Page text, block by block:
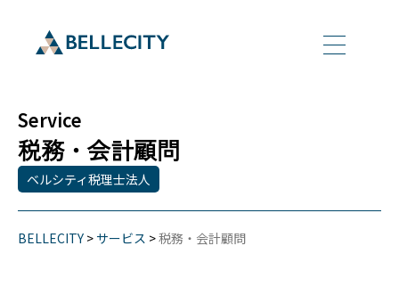
Service
税務・会計顧問
ベルシティ税理士法人
BELLECITY > サービス >税務・会計顧問